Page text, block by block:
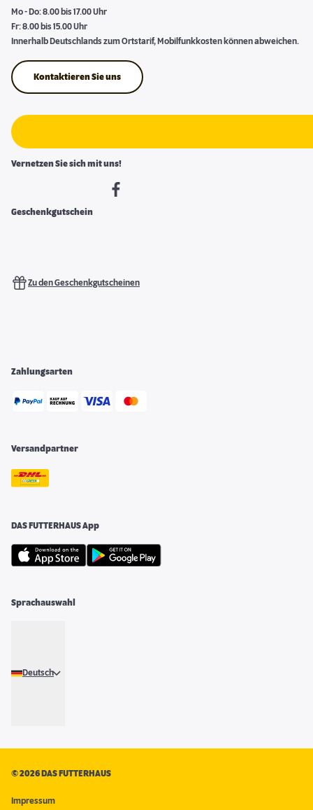
Mo - Do: 8.00 bis 17.00 Uhr
Fr: 8.00 bis 15.00 Uhr
Innerhalb Deutschlands zum Ortstarif, Mobilfunkkosten können abweichen.
Kontaktieren Sie uns
Vernetzen Sie sich mit uns!
Geschenkgutschein
Zu den Geschenkgutscheinen
Zahlungsarten
Versandpartner
DAS FUTTERHAUS App
Sprachauswahl
Deutsch
©2026 DAS FUTTERHAUS
Impressum